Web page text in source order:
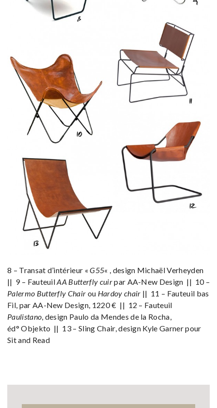
8 – Transat d’intérieur «G55« , design Michaël Verheyden
|| 9 – FauteuilAA Butterfly cuirpar AA-New Design || 10 –
Palermo Butterfly Chair ou Hardoy chair || 11 – Fauteuil bas
Fil, par AA-New Design, 1220 € || 12 – Fauteuil
Paulistano , design Paulo da Mendes de la Rocha,
éd° Objekto || 13 – Sling Chair, design Kyle Garner pour
Sit and Read